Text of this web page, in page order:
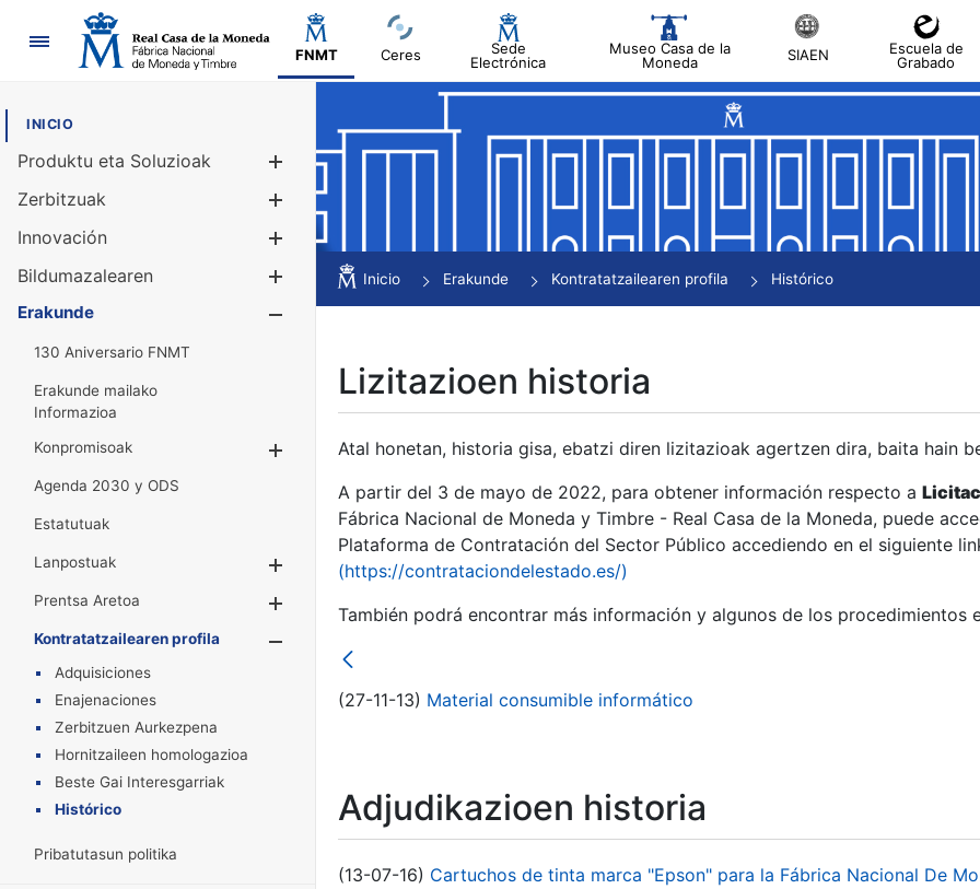
Nabigazioa
FNMT Ceres
Sede
Electrónica
Museo Casa de la
Moneda
SIAEN
Escuela de
Grabado
INICIO
Produktu eta Soluzioak
Erakutsi/Ezkutatu
Zerbitzuak
Innovación
Bildumazalearen
Erakutsi/Ezkutatu
Erakunde
130 Aniversario FNMT
Erakunde mailako
Informazioa
Konpromisoak
Erakutsi/Ezkutatu
Agenda 2030 y ODS
Estatutuak
Lanpostuak
Erakutsi/Ezkutatu
Prentsa Aretoa
Erakutsi/Ezkutatu
Kontratatzailearen profila
Adquisiciones
Enajenaciones
Zerbitzuen Aurkezpena
Hornitzaileen homologazioa
Beste Gai Interesgarriak
Histórico
Pribatutasun politika
Inicio Erakunde Kontratatzailearen profila Histórico
Lizitazioen historia
Atal honetan, historia gisa, ebatzi diren lizitazioak agertzen dira, baita hain
A partir del 3 de mayo de 2022, para obtener información respecto a
Fábrica Nacional de Moneda y Timbre - Real Casa de la Moneda, puede
Plataforma de Contratación del Sector Público accediendo en el siguiente
(https://contrataciondelestado.es/)
También podrá encontrar más información y algunos de los procedimientos
(27-11-13) Material consumible informático
Adjudikazioen historia
(13-07-16) Cartuchos de tinta marca "Epson" para la Fábrica Nacional De